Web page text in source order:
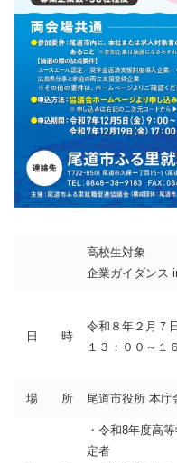
高校生対象
企業ガイダンス
日 時
令和８年２月７
１３：００～１
場 所 尾道市役所 本庁
・令和8年度高
定者